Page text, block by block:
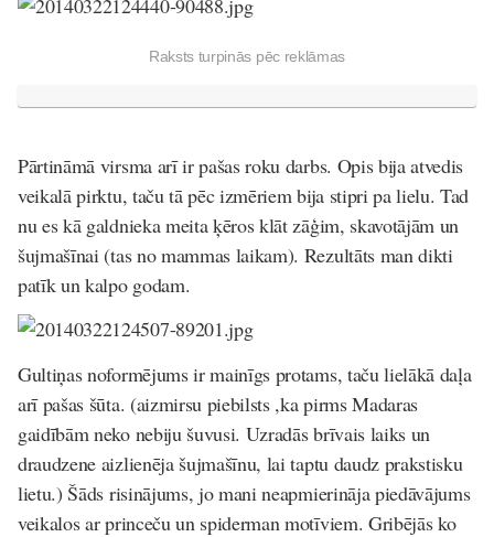
Raksts turpinās pēc reklāmas
Pārtināmā virsma arī ir pašas roku darbs. Opis bija atvedis
veikalā pirktu, taču tā pēc izmēriem bija stipri pa lielu. Tad
nu es kā galdnieka meita ķēros klāt zāģim, skavotājām un
šujmašīnai (tas no mammas laikam). Rezultāts man dikti
patīk un kalpo godam.
Gultiņas noformējums ir mainīgs protams, taču lielākā daļa
arī pašas šūta. (aizmirsu piebilsts ,ka pirms Madaras
gaidībām neko nebiju šuvusi. Uzradās brīvais laiks un
draudzene aizlienēja šujmašīnu, lai taptu daudz prakstisku
lietu.) Šāds risinājums, jo mani neapmierināja piedāvājums
veikalos ar princeču un spiderman motīviem. Gribējās ko